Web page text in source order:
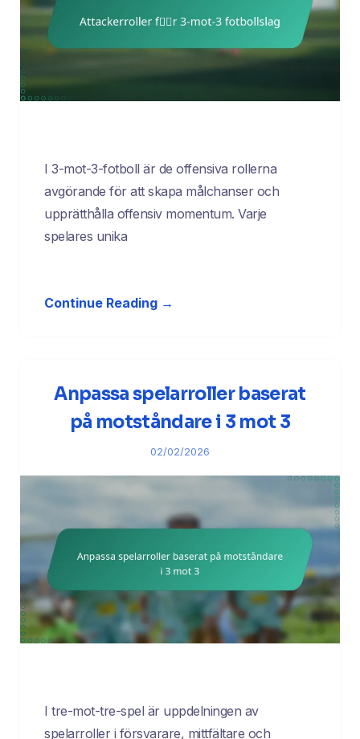
I 3-mot-3-fotboll är de offensiva rollerna
avgörande för att skapa målchanser och
upprätthålla offensiv momentum. Varje
spelares unika
Continue Reading →
Anpassa spelarroller baserat
på motståndare i 3 mot 3
02/02/2026
I tre-mot-tre-spel är uppdelningen av
spelarroller i försvarare, mittfältare och